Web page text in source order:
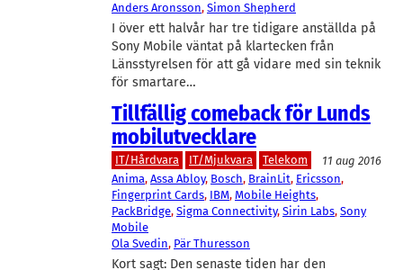
Anders Aronsson, Simon Shepherd
I över ett halvår har tre tidigare anställda på
Sony Mobile väntat på klartecken från
Länsstyrelsen för att gå vidare med sin teknik
för smartare…
Tillfällig comeback för Lunds
mobilutvecklare
IT/Hårdvara IT/Mjukvara Telekom
11 aug 2016
Anima, Assa Abloy, Bosch, BrainLit, Ericsson
Fingerprint Cards, IBM, Mobile Heights
PackBridge, Sigma Connectivity, Sirin Labs, Sony
Mobile
Ola Svedin, Pär Thuresson
Kort sagt: Den senaste tiden har den